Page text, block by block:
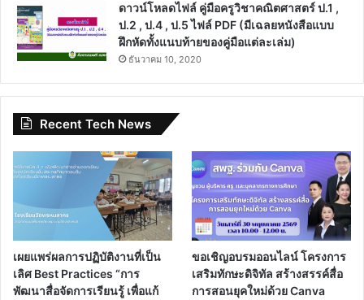
ดาวน์โหลดไฟล์ คู่มือครูวิชาคณิตศาสตร์ ป.1 ,
ป.2 , ป.4 , ป.5 ไฟล์ PDF (มีเฉลยหนังสือแบบ
ฝึกหัดทั้งแนบท้ายของคู่มือแต่ละเล่ม)
ธันวาคม 10, 2020
Recent Tech News
เผยแพร่ผลการปฏิบัติงานที่เป็น
เลิศ Best Practices “การ
พัฒนาสื่อจัดการเรียนรู้ เพื่อแก้
ขอเชิญอบรมออนไลน์ โครงการ
เสริมทักษะดิจิทัล สร้างสรรค์สื่อ
การสอนยุคใหม่ด้วย Canva